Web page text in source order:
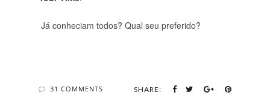
Já conheciam todos? Qual seu preferido?
31 COMMENTS SHARE: